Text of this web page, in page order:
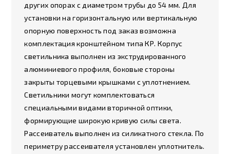
других опорах с диаметром трубы до 54 мм. Для
установки на горизонтальную или вертикальную
опорную поверхность под заказ возможна
комплектация кронштейном типа КР. Корпус
светильника выполнен из экструдированного
алюминиевого профиля, боковые стороны
закрыты торцевыми крышками с уплотнением.
Светильники могут комплектоваться
специальными видами вторичной оптики,
формирующие широкую кривую силы света.
Рассеиватель выполнен из силикатного стекла. По
периметру рассеивателя установлен уплотнитель.